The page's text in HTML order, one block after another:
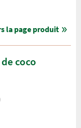
la page produit
coco